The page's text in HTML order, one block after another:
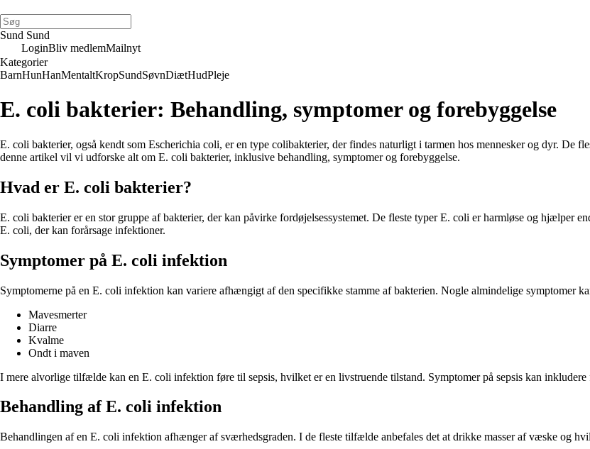
Sund Sund
LoginBliv medlemMailnyt
Kategorier
BarnHunHanMentaltKropSundSøvnDiætHudPleje
E. coli bakterier: Behandling, symptomer og forebyggelse
E. coli bakterier, også kendt som Escherichia coli, er en type colibakterier, der findes naturligt i tarmen hos mennesker og dyr. De
denne artikel vil vi udforske alt om E. coli bakterier, inklusive behandling, symptomer og forebyggelse.
Hvad er E. coli bakterier?
E. coli bakterier er en stor gruppe af bakterier, der kan påvirke fordøjelsessystemet. De fleste typer E. coli er harmløse og hjælper
E. coli, der kan forårsage infektioner.
Symptomer på E. coli infektion
Symptomerne på en E. coli infektion kan variere afhængigt af den specifikke stamme af bakterien. Nogle almindelige symptomer
Mavesmerter
Diarre
Kvalme
Ondt i maven
I mere alvorlige tilfælde kan en E. coli infektion føre til sepsis, hvilket er en livstruende tilstand. Symptomer på sepsis kan
Behandling af E. coli infektion
Behandlingen af en E. coli infektion afhænger af sværhedsgraden. I de fleste tilfælde anbefales det at drikke masser af væske og